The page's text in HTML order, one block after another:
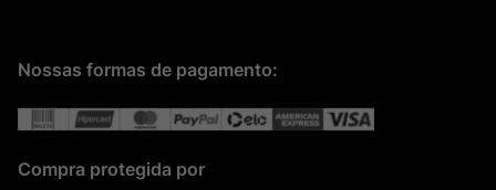
Nossas formas de pagamento:
Compra protegida por